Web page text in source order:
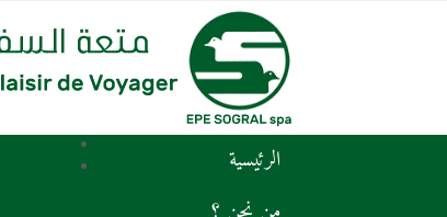
الرئيسية